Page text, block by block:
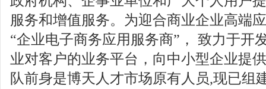
服务和增值服务。为迎合商业企业高端
“企业电子商务应用服务商”， 致力于开
业对客户的业务平台，向中小型企业提
队前身是博天人才市场原有人员,现已组